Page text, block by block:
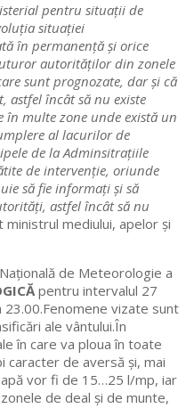
pentru situaţii de
situației
în permanență și orice
autorităților din zonele
sunt prognozate, dar și că
încât să nu existe
în multe zone unde există un
al lacurilor de
de la Adminsitrațiile
de intervenție, oriunde
să fie informați și să
astfel încât să nu
ministrul mediului, apelor și
de Meteorologie a
pentru intervalul 27
vizate sunt
ale vântului.În
în care va ploua în toate
caracter de aversă și, mai
vor fi de 15…25 l/mp, iar
de deal și de munte,